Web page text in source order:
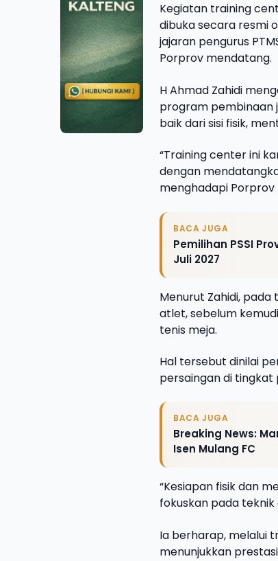
Kegiatan training
dibuka secara resmi
jajaran pengurus
Porprov mendatang.
H Ahmad Zahidi
program pembinaan
baik dari sisi fisik,
“Training center ini
dengan
menghadapi Porprov
BACA JUGA
Pemilihan PSSI
Juli 2027
Menurut Zahidi,
atlet, sebelum
tenis meja.
Hal tersebut dinilai
persaingan di tingkat
BACA JUGA
Breaking News:
Isen Mulang FC
“Kesiapan fisik dan
fokuskan pada
Ia berharap, melalui
menunjukkan